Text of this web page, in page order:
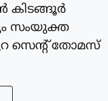
സംയുക്ത
സെന്റ് തോമസ്